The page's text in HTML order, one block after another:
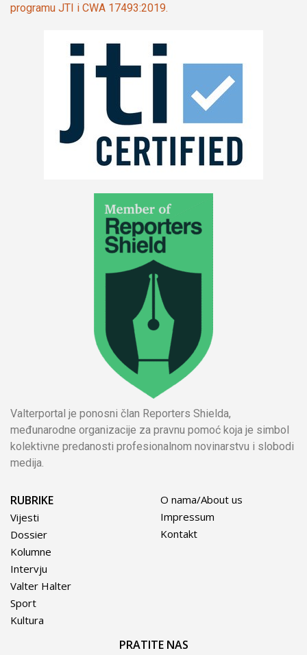
programu JTI i CWA 17493:2019.
Valterportal je ponosni član Reporters Shielda,
međunarodne organizacije za pravnu pomoć koja je simbol
kolektivne predanosti profesionalnom novinarstvu i slobodi
medija.
RUBRIKE
Vijesti
Dossier
Kolumne
Intervju
Valter Halter
Sport
Kultura
O nama/About us
Impressum
Kontakt
PRATITE NAS